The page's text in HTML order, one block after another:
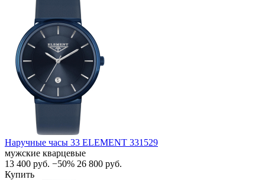
Наручные часы 33 ELEMENT 331529
мужские кварцевые
13 400 руб. −50% 26 800 руб.
Купить